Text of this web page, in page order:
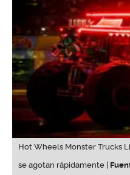
Hot Wheels Monster Trucks
se agotan rápidamente |